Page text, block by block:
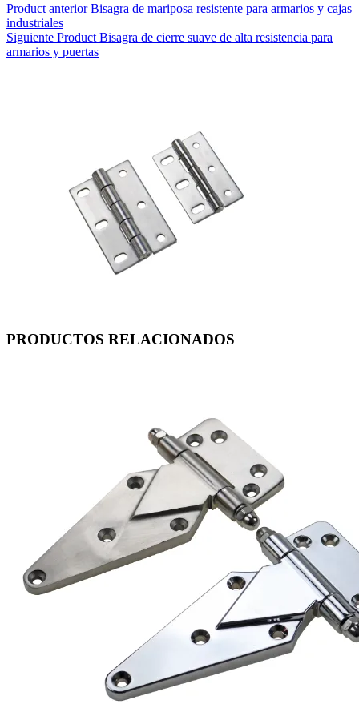
Product anteriorBisagra de mariposa resistente para armarios y cajas
industriales
Siguiente Product Bisagra de cierre suave de alta resistencia para
armarios y puertas
PRODUCTOS RELACIONADOS